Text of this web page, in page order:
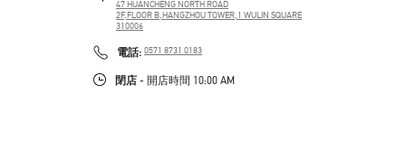
47 HUANCHENG NORTH ROAD
2F,FLOOR B,HANGZHOU TOWER,1 WULIN SQUARE
310006
電話: PHONE
0571 8731 0183
閉店 - 開店時間 10:00 AM